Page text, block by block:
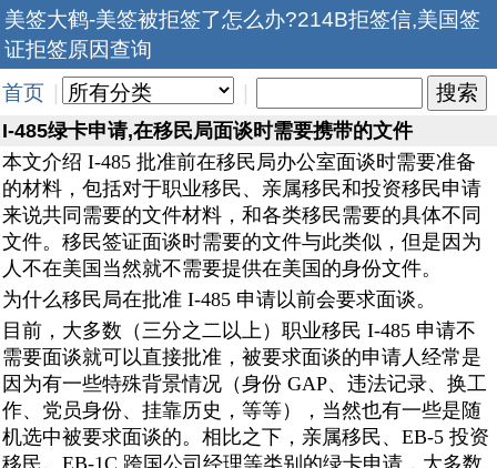
美签大鹤-美签被拒签了怎么办?214B拒签信,美国签
证拒签原因查询
首页
I-485绿卡申请,在移民局面谈时需要携带的文件
本文介绍 I-485 批准前在移民局办公室面谈时需要准备
的材料，包括对于职业移民、亲属移民和投资移民申请
来说共同需要的文件材料，和各类移民需要的具体不同
文件。移民签证面谈时需要的文件与此类似，但是因为
人不在美国当然就不需要提供在美国的身份文件。
为什么移民局在批准 I-485 申请以前会要求面谈。
目前，大多数（三分之二以上）职业移民 I-485 申请不
需要面谈就可以直接批准，被要求面谈的申请人经常是
因为有一些特殊背景情况（身份 GAP、违法记录、换工
作、党员身份、挂靠历史，等等），当然也有一些是随
机选中被要求面谈的。相比之下，亲属移民、EB-5 投资
移民、EB-1C 跨国公司经理等类别的绿卡申请，大多数